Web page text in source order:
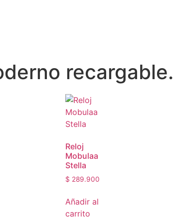
recargable.
Reloj
Mobulaa
Stella
$ 289.900
Añadir al
carrito